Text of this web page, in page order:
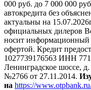
000 руб. до 7 000 000
автокредита без
актуальны на
официальных дилеров
носит информационный
офертой. Кредит
1027739176563 ИНН
Ленинградское шоссе,
№2766 от 27.11.2014.
на https://